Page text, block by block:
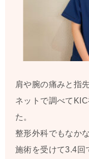
肩や腕の痛みと指
ネットで調べて
た。
整形外科でもなか
施術を受けて3.4回